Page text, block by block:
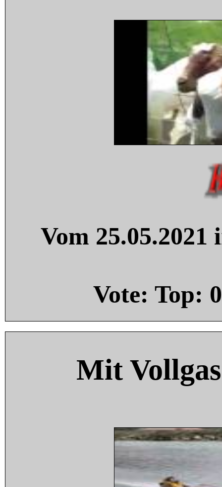
Vom
Vote: Top: 0
Mit